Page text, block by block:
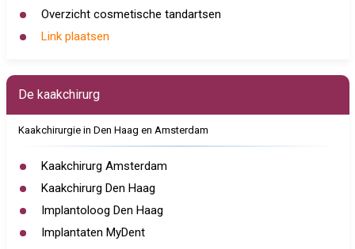
Overzicht cosmetische tandartsen
Link plaatsen
De kaakchirurg
Kaakchirurgie in Den Haag en Amsterdam
Kaakchirurg Amsterdam
Kaakchirurg Den Haag
Implantoloog Den Haag
Implantaten MyDent